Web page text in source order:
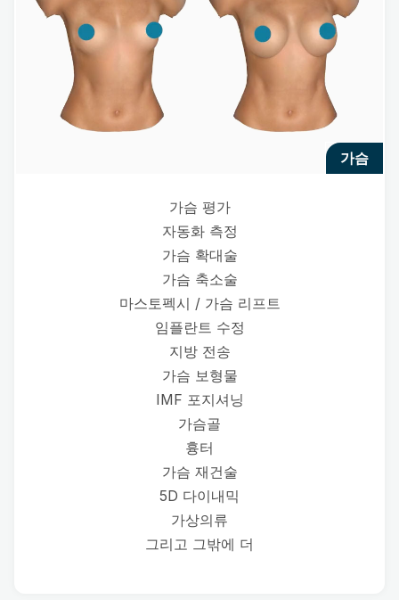
가슴
가슴 평가
자동화 측정
가슴 확대술
가슴 축소술
마스토펙시 / 가슴 리프트
임플란트 수정
지방 전송
가슴 보형물
IMF 포지셔닝
가슴골
흉터
가슴 재건술
5D 다이내믹
가상의류
그리고 그밖에 더